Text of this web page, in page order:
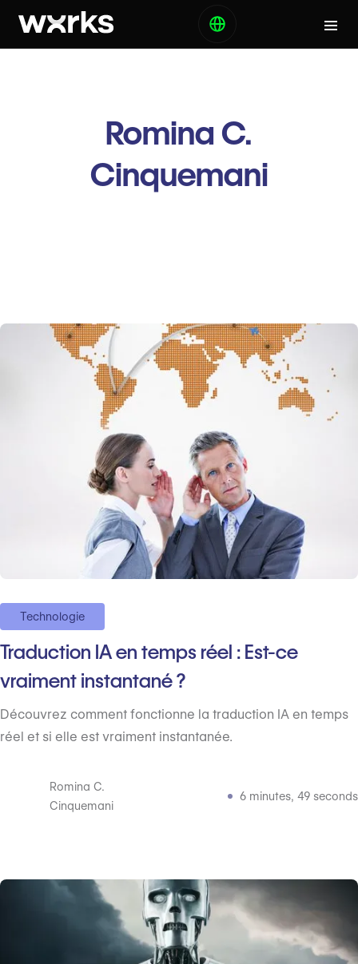
Romina C.
Cinquemani
Technologie
Traduction IA en temps réel : Est-ce
vraiment instantané ?
Découvrez comment fonctionne la traduction IA en temps
réel et si elle est vraiment instantanée.
Romina C.
Cinquemani
6 minutes, 49 seconds